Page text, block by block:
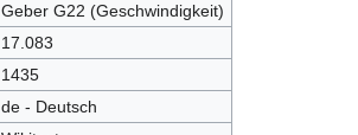
Geber G22 (Geschwindigkeit)
17.083
1435
de - Deutsch